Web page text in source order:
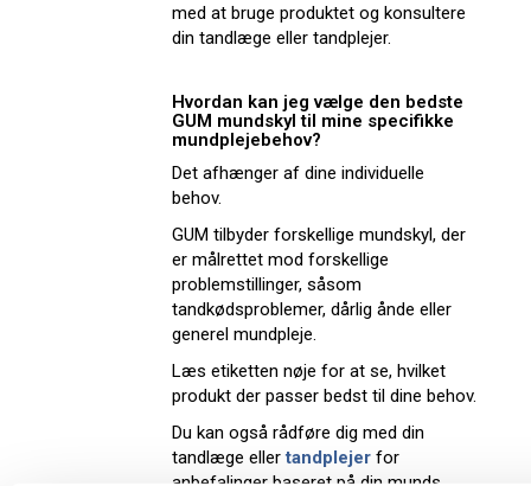
med at bruge produktet og konsultere
din tandlæge eller tandplejer.
Hvordan kan jeg vælge den bedste
GUM mundskyl til mine specifikke
mundplejebehov?
Det afhænger af dine individuelle
behov.
GUM tilbyder forskellige mundskyl, der
er målrettet mod forskellige
problemstillinger, såsom
tandkødsproblemer, dårlig ånde eller
generel mundpleje.
Læs etiketten nøje for at se, hvilket
produkt der passer bedst til dine behov.
Du kan også rådføre dig med din
tandlæge ellertandplejer for